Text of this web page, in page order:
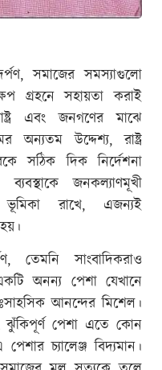
সমাজের সমস্যাগুলো
গ্রহনে সহায়তা করাই
এবং জনগণের মাঝে
অন্যতম উদ্দেশ্য, রাষ্ট্র
সঠিক দিক নির্দেশনা
জনকল্যাণমূখী
রাখে, এজন্যই
তেমনি সাংবাদিকরাও
অনন্য পেশা যেখানে
আনন্দের মিশেল।
ঝুঁকিপূর্ণ পেশা এতে কোন
চ্যালেঞ্জ বিদ্যমান।